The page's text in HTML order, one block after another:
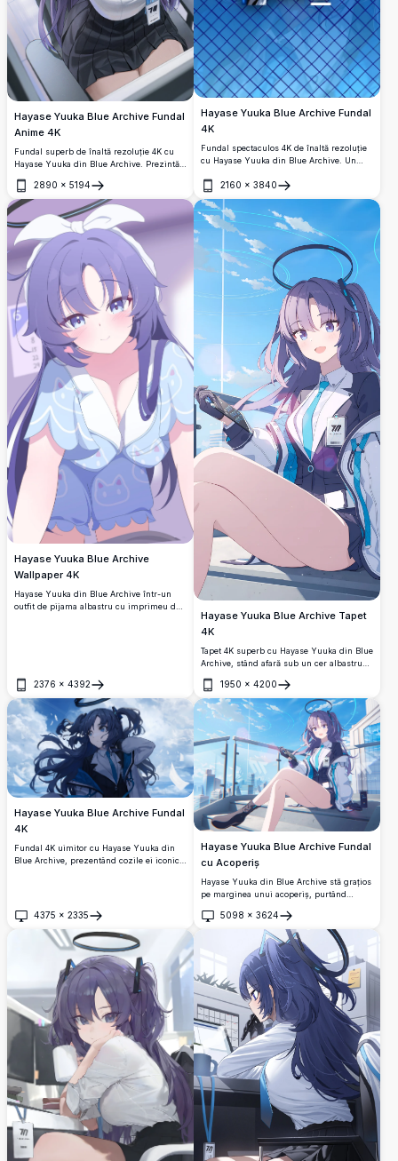
Hayase Yuuka Blue Archive Fundal
Anime 4K
Fundal superb de înaltă rezoluție 4K cu
Hayase Yuuka din Blue Archive. Prezintă
uniforma școlară cu cravată albastră și
halo-ul său caracteristic într-un cadru
modern de interior.
2890 × 5194
Deschide
Hayase Yuuka Blue Archive Fundal
4K
Fundal spectaculos 4K de înaltă rezoluție
cu Hayase Yuuka din Blue Archive. Un
divizat, estetică albastră, fundal cu gard
din zale și kanji japonez cu semnificația
'perfect'.
2160 × 3840
Deschide
Hayase Yuuka Blue Archive
Wallpaper 4K
Hayase Yuuka din Blue Archive într-un
outfit de pijama albastru cu imprimeu de
2376 × 4392
Deschide
Hayase Yuuka Blue Archive Tapet
4K
Tapet 4K superb cu Hayase Yuuka din Blue
Archive, stând afară sub un cer albastru
strălucitor. Poartă uniforma sa iconică de
la Millennium Science School cu o cravată
verde-albăstruie, ținând un dispozitiv cu
un halo luminos deasupra capului.
1950 × 4200
Deschide
Hayase Yuuka Blue Archive Fundal
4K
Fundal 4K uimitor cu Hayase Yuuka din
Blue Archive, prezentând cozile ei iconice
cinematografică în bătaia vântului.
4375 × 2335
Deschide
Hayase Yuuka Blue Archive Fundal
cu Acoperiș
Hayase Yuuka din Blue Archive stă grațios
pe marginea unui acoperiș, purtând
School. Un peisaj urban futurist și un cer
albastru strălucitor creează un fundal
anime 4K de înaltă rezoluție uimitor.
5098 × 3624
Deschide